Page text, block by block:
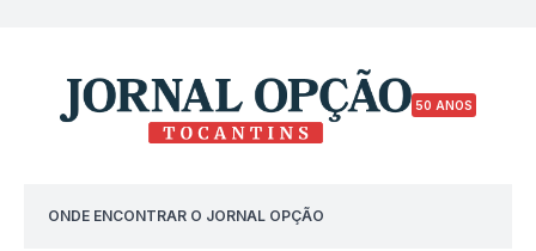
50 ANOS
ONDE ENCONTRAR O JORNAL OPÇÃO